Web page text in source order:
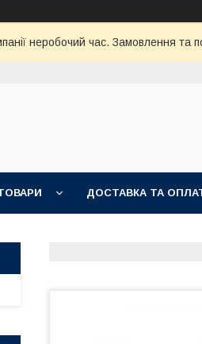
неробочий час. Замовлення та
ДОСТАВКА ТА